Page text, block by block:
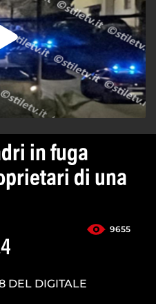
in fuga
di una
9655
DEL DIGITALE